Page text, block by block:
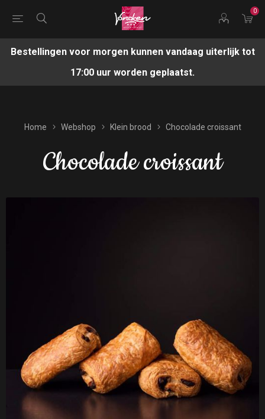
0
Bestellingen voor morgen kunnen vandaag uiterlijk tot
17:00 uur worden geplaatst.
Home Webshop Klein brood Chocolade croissant
Chocolade croissant